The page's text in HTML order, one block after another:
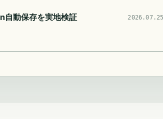
動保存を実地検証 2026.07.25